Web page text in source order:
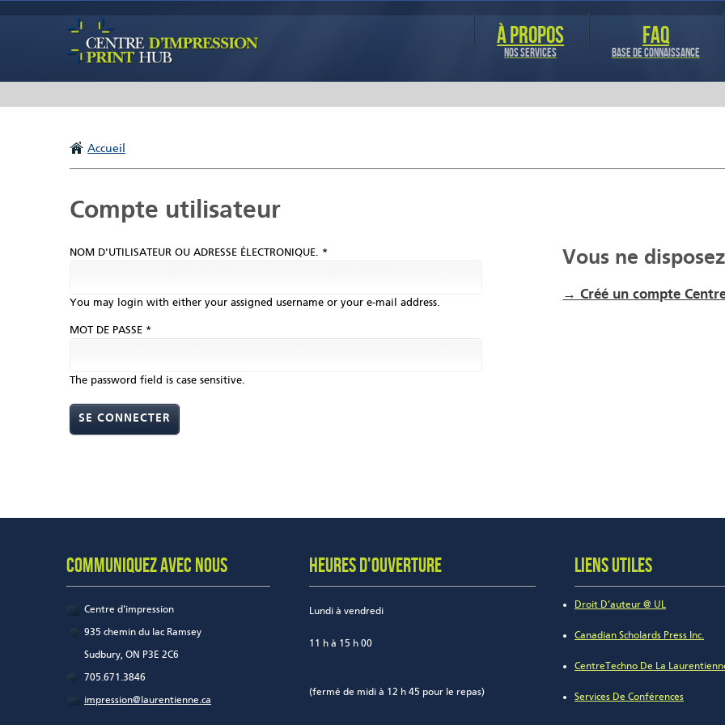
contenu
principal
À PROPOS
NOS SERVICES
FAQ
BASE DE CONNAISSANCE
Accueil
Onglets principaux
Compte utilisateur
NOM D'UTILISATEUR OU ADRESSE ÉLECTRONIQUE. *
You may login with either your assigned username or your e-mail address.
MOT DE PASSE *
The password field is case sensitive.
Vous ne
→ Créé un compte
COMMUNIQUEZ AVEC NOUS
Centre d'impression
935 chemin du lac Ramsey
Sudbury, ON P3E 2C6
705.671.3846
impression@laurentienne.ca
HEURES D'OUVERTURE
Lundi à vendredi
11 h à 15 h 00
(fermé de midi à 12 h 45 pour le repas)
LIENS UTILES
Droit D’auteur @ UL
Canadian Scholards Press Inc.
CentreTechno De La
Services De Conférences